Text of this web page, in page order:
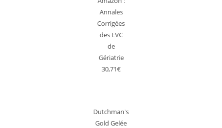
Annales
Corrigées
des EVC
de
Gériatrie
30,71€
Dutchman's
Gold Gelée